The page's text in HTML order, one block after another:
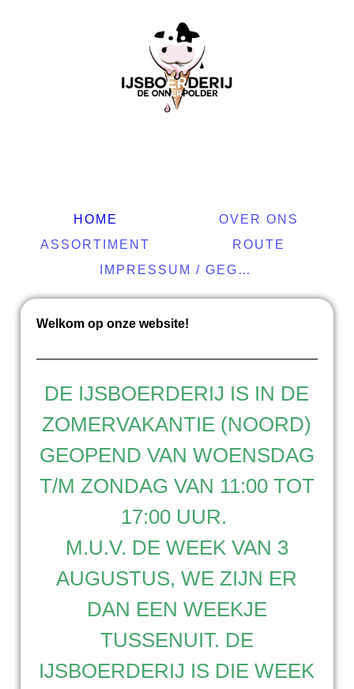
HOME
OVER ONS
ASSORTIMENT
ROUTE
IMPRESSUM / GEGEVENS
Welkom op onze website!
DE IJSBOERDERIJ IS IN DE
ZOMERVAKANTIE (NOORD)
GEOPEND VAN WOENSDAG
T/M ZONDAG VAN 11:00 TOT
17:00 UUR.
M.U.V. DE WEEK VAN 3
AUGUSTUS, WE ZIJN ER
DAN EEN WEEKJE
TUSSENUIT. DE
IJSBOERDERIJ IS DIE WEEK